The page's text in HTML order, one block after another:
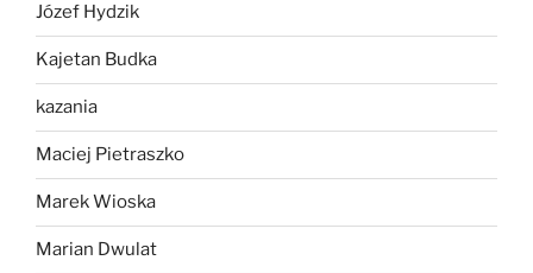
Józef Hydzik
Kajetan Budka
kazania
Maciej Pietraszko
Marek Wioska
Marian Dwulat